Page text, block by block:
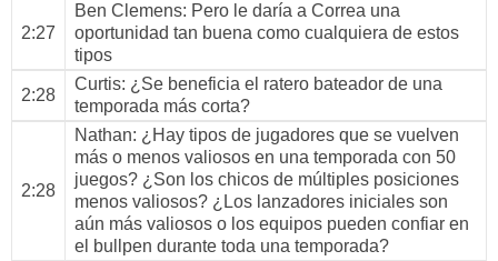
2:27
Ben Clemens: Pero le daría a Correa una
oportunidad tan buena como cualquiera de estos
tipos
2:28
Curtis: ¿Se beneficia el ratero bateador de una
temporada más corta?
2:28
Nathan: ¿Hay tipos de jugadores que se vuelven
más o menos valiosos en una temporada con 50
juegos? ¿Son los chicos de múltiples posiciones
menos valiosos? ¿Los lanzadores iniciales son
aún más valiosos o los equipos pueden confiar en
el bullpen durante toda una temporada?